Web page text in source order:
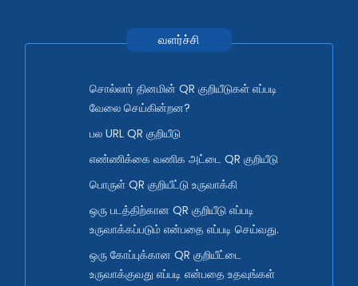
வளர்ச்சி
சொல்லார் தினமின் QR குறியீடுகள் எப்படி
வேலை செய்கின்றன?
பல URL QR குறியீடு
எண்ணிக்கை வணிக அட்டை QR குறியீடு
பொருள் QR குறியீட்டு உருவாக்கி
ஒரு படத்திற்கான QR குறியீடு எப்படி
உருவாக்கப்படும் என்பதை எப்படி செய்வது.
ஒரு கோப்புக்கான QR குறியீட்டை
உருவாக்குவது எப்படி என்பதை உதவுங்கள்